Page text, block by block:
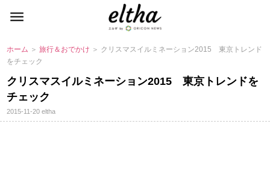
ホーム ＞旅行＆おでかけ ＞ クリスマスイルミネーション2015 東京トレンド
をチェック
クリスマスイルミネーション2015 東京トレンドを
チェック
2015-11-20eltha